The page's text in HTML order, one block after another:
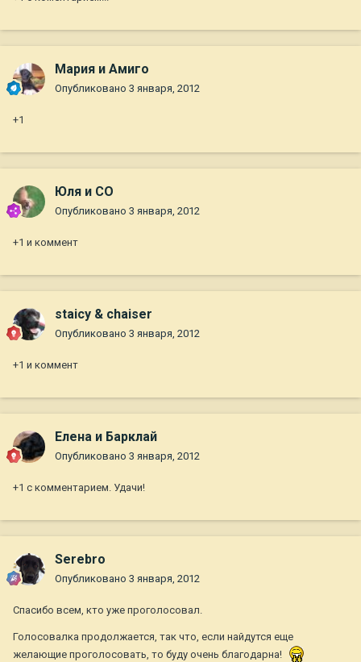
Мария и Амиго
Опубликовано 3 января, 2012
+1
Юля и СО
Опубликовано 3 января, 2012
+1 и коммент
staicy & chaiser
Опубликовано 3 января, 2012
+1 и коммент
Елена и Барклай
Опубликовано 3 января, 2012
+1 с комментарием. Удачи!
Serebro
Опубликовано 3 января, 2012
Спасибо всем, кто уже проголосовал.
Голосовалка продолжается, так что, если найдутся еще
желающие проголосовать, то буду очень благодарна!